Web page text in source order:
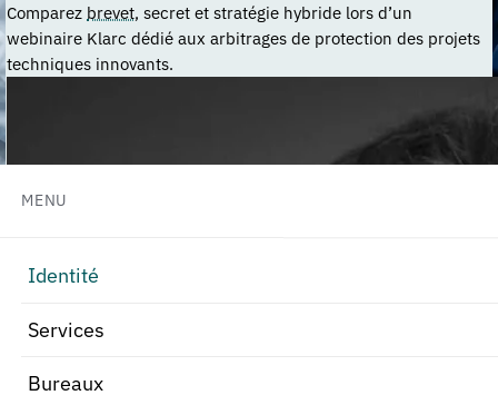
MENU
Identité
Services
Bureaux
Comparez brevet, secret et stratégie hybride lors d’un
webinaire Klarc dédié aux arbitrages de protection des projets
techniques innovants.